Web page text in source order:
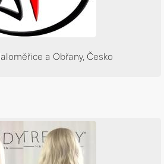
a Obřany, Česko